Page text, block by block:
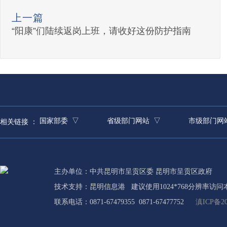
上一篇
“阳康”们陆续返岗上班，请收好这份防护指南
相关链接 ： 国家部委 ▽ 省级部门网站 ▽ 市级部门
主办单位：中共昆明市呈贡区委 昆明市呈贡区政府
技术支持： 昆明信息港 建议使用1024*768分辨率访问
联系电话：0871-67479355 0871-67477752
滇ICP备